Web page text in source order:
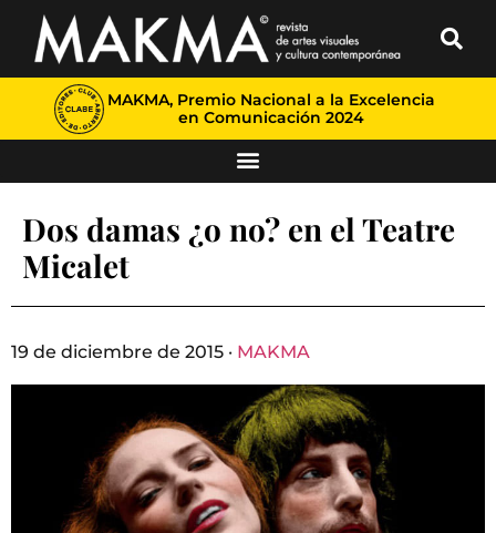
MAKMA, Premio Nacional a la Excelencia
en Comunicación 2024
Dos damas ¿o no? en el Teatre
Micalet
19 de diciembre de 2015 · MAKMA